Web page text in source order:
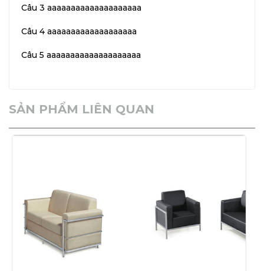
Câu 3 aaaaaaaaaaaaaaaaaaaa
Câu 4 aaaaaaaaaaaaaaaaaaa
Câu 5 aaaaaaaaaaaaaaaaaaaa
SẢN PHẨM LIÊN QUAN